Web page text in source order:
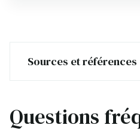
Sources et références
Questions